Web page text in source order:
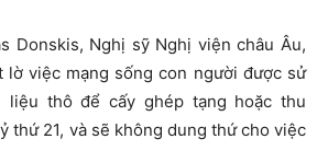
Donskis, Nghị sỹ Nghị viện châu Âu,
lờ việc mạng sống con người được sử
liệu thô để cấy ghép tạng hoặc thu
thứ 21, và sẽ không dung thứ cho việc